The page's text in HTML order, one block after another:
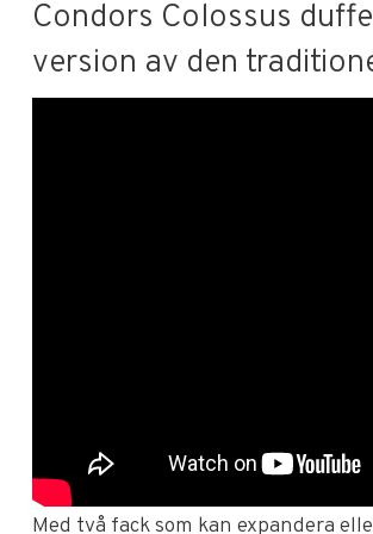
Condors Colossus
version av den
Med två fack som kan expandera